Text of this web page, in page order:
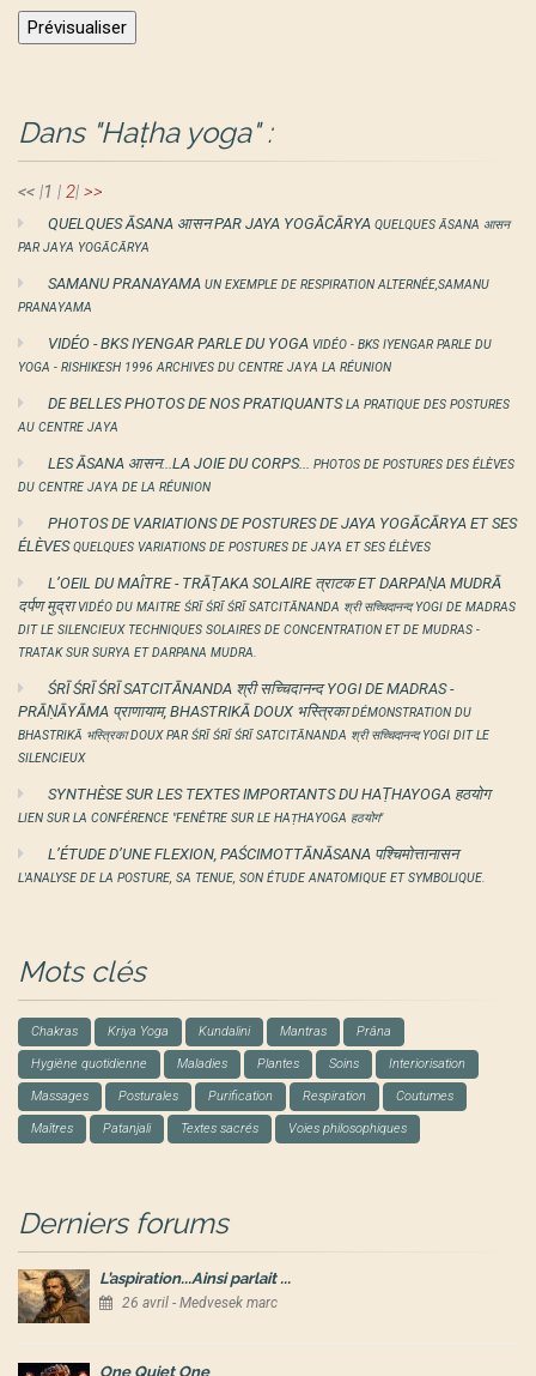
Dans "Haṭha yoga" :
<< |1 | 2| >>
QUELQUES ĀSANA आसन PAR JAYA YOGĀCĀRYA QUELQUES ĀSANA आसन
PAR JAYA YOGĀCĀRYA
SAMANU PRANAYAMA UN EXEMPLE DE RESPIRATION ALTERNÉE,SAMANU
PRANAYAMA
VIDÉO - BKS IYENGAR PARLE DU YOGA VIDÉO - BKS IYENGAR PARLE DU
YOGA - RISHIKESH 1996 ARCHIVES DU CENTRE JAYA LA RÉUNION
DE BELLES PHOTOS DE NOS PRATIQUANTSLA PRATIQUE DES POSTURES
AU CENTRE JAYA
LES ĀSANA आसन...LA JOIE DU CORPS... PHOTOS DE POSTURES DES ÉLÈVES
DU CENTRE JAYA DE LA RÉUNION
PHOTOS DE VARIATIONS DE POSTURES DE JAYA YOGĀCĀRYA ET SES
ÉLÈVESQUELQUES VARIATIONS DE POSTURES DE JAYA ET SES ÉLÈVES
L’OEIL DU MAÎTRE - TRĀṬAKA SOLAIRE त्राटक ET DARPAṆA MUDRĀ
दर्पण मुद्राVIDÉO DU MAITRE ŚRĪ ŚRĪ ŚRĪ SATCITĀNANDA श्री सच्चिदानन्द YOGI DE MADRAS
DIT LE SILENCIEUX TECHNIQUES SOLAIRES DE CONCENTRATION ET DE MUDRAS -
TRATAK SUR SURYA ET DARPANA MUDRA.
ŚRĪ ŚRĪ ŚRĪ SATCITĀNANDA श्री सच्चिदानन्द YOGI DE MADRAS -
PRĀṆĀYĀMA प्राणायाम, BHASTRIKĀ DOUX भस्त्रिकाDÉMONSTRATION DU
BHASTRIKĀ भस्त्रिका DOUX PAR ŚRĪ ŚRĪ ŚRĪ SATCITĀNANDA श्री सच्चिदानन्द YOGI DIT LE
SILENCIEUX
SYNTHÈSE SUR LES TEXTES IMPORTANTS DU HAṬHAYOGA हठयोग
LIEN SUR LA CONFÉRENCE "FENÊTRE SUR LE HAṬHAYOGA हठयोग"
L’ÉTUDE D’UNE FLEXION, PAŚCIMOTTĀNĀSANA पश्चिमोत्तानासन
L'ANALYSE DE LA POSTURE, SA TENUE, SON ÉTUDE ANATOMIQUE ET SYMBOLIQUE.
Mots clés
Chakras Kriya Yoga Kundalini Mantras Prâna
Hygiène quotidienne Maladies Plantes Soins Interiorisation
Massages Posturales Purification Respiration Coutumes
Maîtres Patanjali Textes sacrés Voies philosophiques
Derniers forums
L’aspiration...Ainsi parlait ...
26 avril - Medvesek marc
One Quiet One